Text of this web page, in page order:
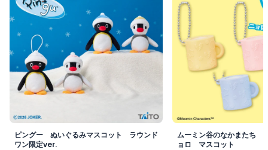
ピングー ぬいぐるみマスコット ラウンド
ワン限定ver.
ムーミン谷のなかまたち
ョロ マスコット